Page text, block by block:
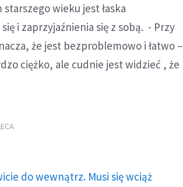
wieku jest łaska
i zaprzyjaźnienia się z sobą. - Przy
że jest bezproblemowo i łatwo –
ciężko, ale cudnie jest widzieć , że
do wewnątrz. Musi się wciąż